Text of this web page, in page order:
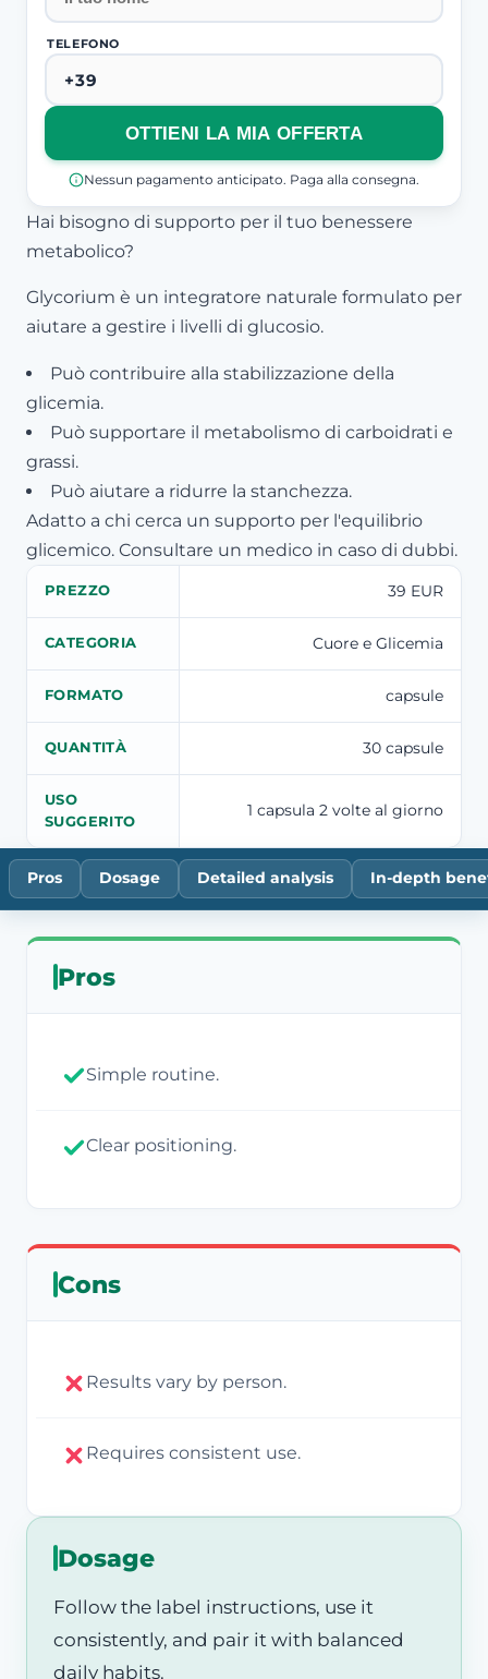
TELEFONO
OTTIENI LA MIA OFFERTA
Nessun pagamento anticipato. Paga alla consegna.
Hai bisogno di supporto per il tuo benessere
metabolico?
Glycorium è un integratore naturale formulato per
aiutare a gestire i livelli di glucosio.
Può contribuire alla stabilizzazione della
glicemia.
Può supportare il metabolismo di carboidrati e
grassi.
Può aiutare a ridurre la stanchezza.
Adatto a chi cerca un supporto per l'equilibrio
glicemico. Consultare un medico in caso di dubbi.
PREZZO 39 EUR
CATEGORIA Cuore e Glicemia
FORMATO capsule
QUANTITÀ 30 capsule
USO
SUGGERITO
1 capsula 2 volte al giorno
Pros Dosage Detailed analysis In-depth
Pros
Simple routine.
Clear positioning.
Cons
Results vary by person.
Requires consistent use.
Dosage
Follow the label instructions, use it
consistently, and pair it with balanced
daily habits.